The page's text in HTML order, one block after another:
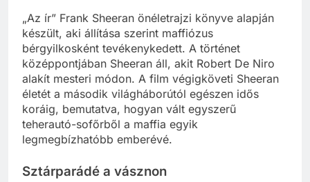
„Az ír” Frank Sheeran önéletrajzi könyve alapján
készült, aki állítása szerint maffiózus
bérgyilkosként tevékenykedett. A történet
középpontjában Sheeran áll, akit Robert De Niro
alakít mesteri módon. A film végigköveti Sheeran
életét a második világháborútól egészen idős
koráig, bemutatva, hogyan vált egyszerű
teherautó-sofőrből a maffia egyik
legmegbízhatóbb emberévé.
Sztárparádé a vásznon